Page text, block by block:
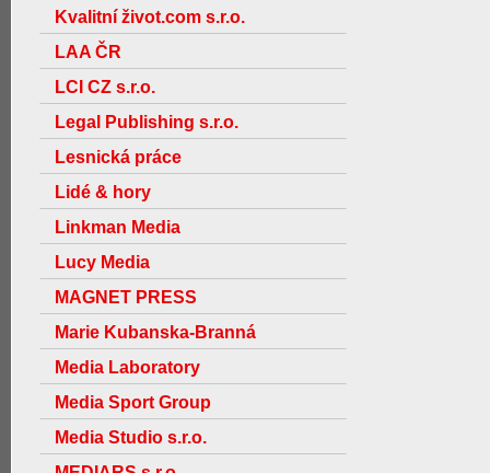
Kvalitní život.com s.r.o.
LAA ČR
LCI CZ s.r.o.
Legal Publishing s.r.o.
Lesnická práce
Lidé & hory
Linkman Media
Lucy Media
MAGNET PRESS
Marie Kubanska-Branná
Media Laboratory
Media Sport Group
Media Studio s.r.o.